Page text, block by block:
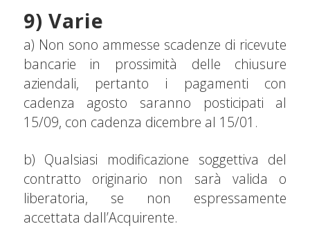
9) Varie
a) Non sono ammesse scadenze di ricevute
bancarie in prossimità delle chiusure
aziendali, pertanto i pagamenti con
cadenza agosto saranno posticipati al
15/09, con cadenza dicembre al 15/01.
b) Qualsiasi modificazione soggettiva del
contratto originario non sarà valida o
liberatoria, se non espressamente
accettata dall’Acquirente.